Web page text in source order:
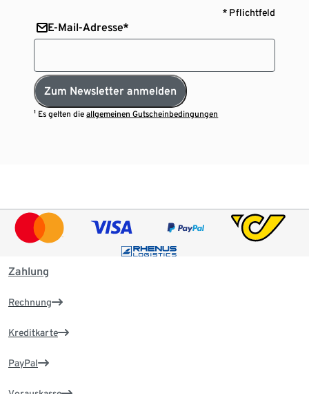
* Pflichtfeld
E-Mail-Adresse*
Zum Newsletter anmelden
¹ Es gelten dieallgemeinen Gutscheinbedingungen
Zahlung
Rechnung
Kreditkarte
PayPal